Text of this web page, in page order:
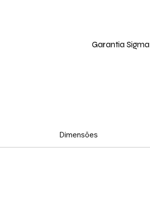
Garantia Sigma
Dimensões